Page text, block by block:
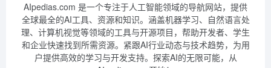
AIpedias.com 是一个专注于人工智能领域的导航网站，提供
全球最全的AI工具、资源和知识。涵盖机器学习、自然语言处
理、计算机视觉等领域的工具与开源项目，帮助开发者、学生
和企业快速找到所需资源。紧跟AI行业动态与技术趋势，为用
户提供高效的学习与开发支持。探索AI的无限可能，从